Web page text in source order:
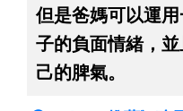
但是爸媽可以運
子的負面情緒，
己的脾氣。